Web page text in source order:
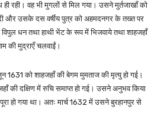
ही रही। वह भी मुगलों से मिल गया। उसने मुर्तजाखाँ को
दी और उसके दस वर्षीय पुत्र को अहमदनगर के तख्त पर
धन तथा हाथी भेंट के रूप में भिजवाये तथा शाहजहाँ
की मुद्राएँ चलवाईं।
1631 को शाहजहाँ की बेगम मुमताज की मृत्यु हो गई।
की दक्षिण में रुचि समाप्त हो गई। उसने अनुभव किया
हो गया था। अतः मार्च 1632 में उसने बुरहानपुर से